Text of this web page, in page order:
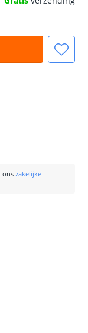
ons zakelijke